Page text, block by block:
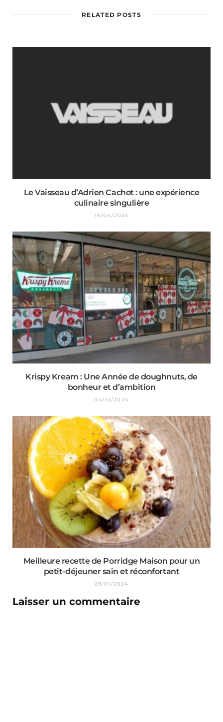
RELATED POSTS
Le Vaisseau d’Adrien Cachot : une expérience
culinaire singulière
16/04/2025
Krispy Kream : Une Année de doughnuts, de
bonheur et d’ambition
04/12/2024
Meilleure recette de Porridge Maison pour un
petit-déjeuner sain et réconfortant
29/01/2024
Laisser un commentaire